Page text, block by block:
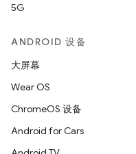
5G
ANDROID 设备
大屏幕
Wear OS
ChromeOS 设备
Android for Cars